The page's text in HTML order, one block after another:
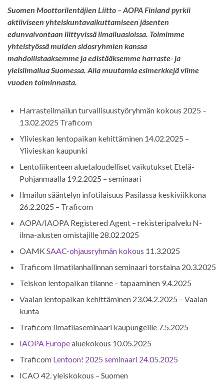
Suomen Moottorilentäjien Liitto – AOPA Finland pyrkii
aktiiviseen yhteiskuntavaikuttamiseen jäsenten
edunvalvontaan liittyvissä ilmailuasioissa. Toimimme
yhteistyössä muiden sidosryhmien kanssa
mahdollistaaksemme ja edistääksemme harraste- ja
yleisilmailua Suomessa. Alla muutamia esimerkkejä viime
vuoden toiminnasta.
Harrasteilmailun turvallisuustyöryhmän kokous 2025 –
13.02.2025 Traficom
Ylivieskan lentopaikan kehittäminen 14.02.2025 –
Ylivieskan kaupunki
Lentoliikenteen aluetaloudelliset vaikutukset Etelä-
Pohjanmaalla 19.2.2025 – seminaari
Ilmailun sääntelyn infotilaisuus Pasilassa keskiviikkona
26.2.2025 – Traficom
AOPA/IAOPA Registered Agent – rekisteripalvelu N-
ilma-alusten omistajille 28.02.2025
OAMK SAAC-ohjausryhmän kokous 11.3.2025
Traficom Ilmatilanhallinnan seminaari torstaina 20.3.2025
Teiskon lentopaikan tilanne – tapaaminen 9.4.2025
Vaalan lentopaikan kehittäminen 23.04.2.2025 – Vaalan
kunta
Traficom Ilmatilaseminaari kaupungeille 7.5.2025
IAOPA Europealuekokous 10.05.2025
Traficom Lentoon! 2025 seminaari 24.05.2025
ICAO 42. yleiskokous – Suomen